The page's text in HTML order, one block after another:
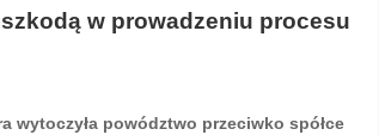
w prowadzeniu procesu
wytoczyła powództwo przeciwko spółce